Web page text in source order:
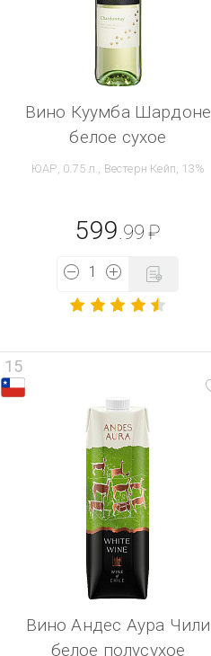
Вино Куумба Шардоне
белое сухое
ЮАР, 0.75 л., Вестерн Кейп, 13%
599 .99 ₽
15
Вино Андес Аура Чили
белое полусухое